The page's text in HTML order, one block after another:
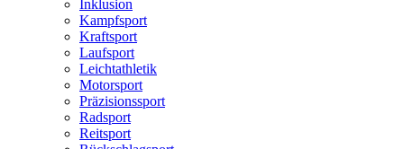
Inklusion
Kampfsport
Kraftsport
Laufsport
Leichtathletik
Motorsport
Präzisionssport
Radsport
Reitsport